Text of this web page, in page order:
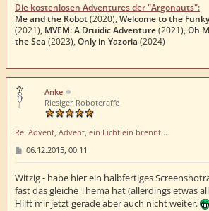
Die kostenlosen Adventures der "Argonauts":
Me and the Robot(2020), Welcome to the
(2021), MVEM: A Druidic Adventure(2021), Oh
the Sea (2023), Only in Yazoria (2024)
Anke
Riesiger Roboteraffe
Re: Advent, Advent, ein Lichtlein brennt...
B
t
a
g
06.12.2015, 00:11
Witzig - habe hier ein halbfertiges
fast das gleiche Thema hat (allerdings etwas
Hilft mir jetzt gerade aber auch nicht weiter.